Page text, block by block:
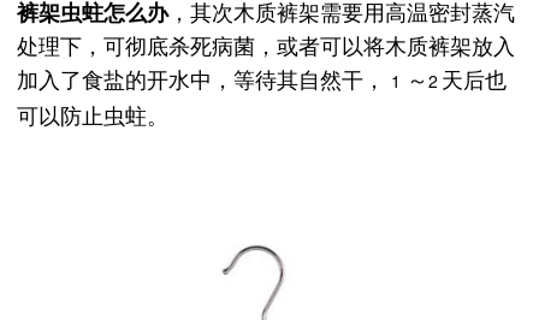
裤架虫蛀怎么办，其次木质裤架需要用高温密封蒸汽
处理下，可彻底杀死病菌，或者可以将木质裤架放入
加入了食盐的开水中，等待其自然干，
1 ～ 2 天后也
可以防止虫蛀。